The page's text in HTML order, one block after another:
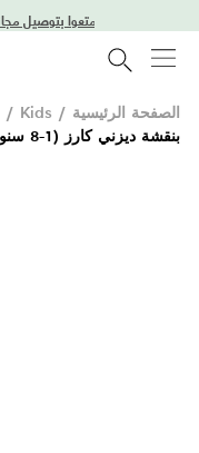
الصفحة الرئيسية /
/ Kids
بنقشة ديزني كارز (1-8 سنوات)